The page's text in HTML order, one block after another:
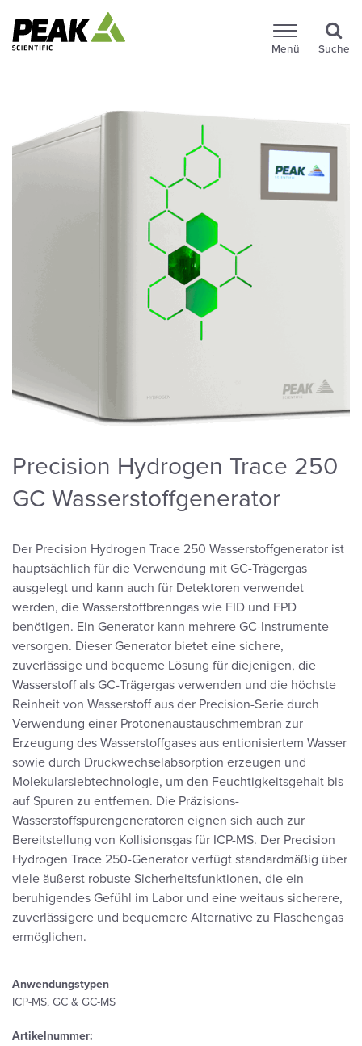
Menü Suche
Anwendungstypen
ICP-MS, GC & GC-MS
Artikelnummer:
Precision Hydrogen Trace 250
GC Wasserstoffgenerator
Der Precision Hydrogen Trace 250 Wasserstoffgenerator ist
hauptsächlich für die Verwendung mit GC-Trägergas
ausgelegt und kann auch für Detektoren verwendet
werden, die Wasserstoffbrenngas wie FID und FPD
benötigen. Ein Generator kann mehrere GC-Instrumente
versorgen. Dieser Generator bietet eine sichere,
zuverlässige und bequeme Lösung für diejenigen, die
Wasserstoff als GC-Trägergas verwenden und die höchste
Reinheit von Wasserstoff aus der Precision-Serie durch
Verwendung einer Protonenaustauschmembran zur
Erzeugung des Wasserstoffgases aus entionisiertem Wasser
sowie durch Druckwechselabsorption erzeugen und
Molekularsiebtechnologie, um den Feuchtigkeitsgehalt bis
auf Spuren zu entfernen. Die Präzisions-
Wasserstoffspurengeneratoren eignen sich auch zur
Bereitstellung von Kollisionsgas für ICP-MS. Der Precision
Hydrogen Trace 250-Generator verfügt standardmäßig über
viele äußerst robuste Sicherheitsfunktionen, die ein
beruhigendes Gefühl im Labor und eine weitaus sicherere,
zuverlässigere und bequemere Alternative zu Flaschengas
ermöglichen.